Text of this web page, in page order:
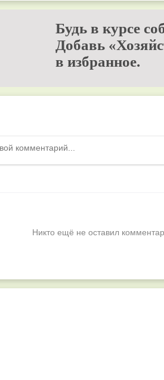
Будь в курсе
Добавь
в избранное.
Никто ещё не оставил